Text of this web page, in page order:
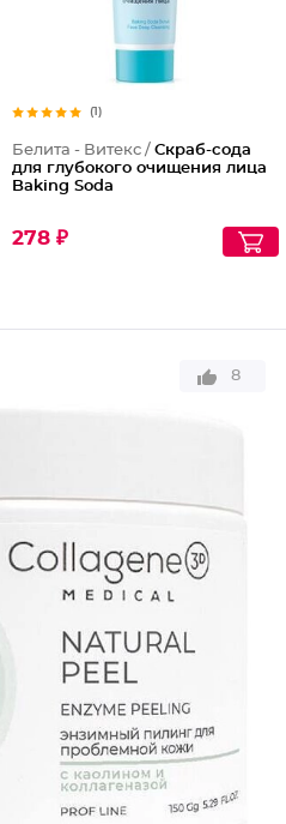
(1)
Белита - Витекс / Скраб-сода
для глубокого очищения лица
Baking Soda
278 ₽
8